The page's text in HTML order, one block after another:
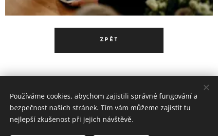
ZPĚT
Advokátní kancelář Růzha, Soukenická 2082/7a, 110 00 Praha
1
Cookies
Používáme cookies, abychom zajistili správné fungování a
bezpečnost našich stránek. Tím vám můžeme zajistit tu
nejlepší zkušenost při jejich návštěvě.